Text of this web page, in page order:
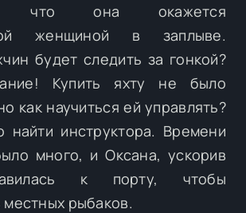
что она окажется
женщиной в заплыве.
будет следить за гонкой?
Купить яхту не было
как научиться ей управлять?
найти инструктора. Времени
много, и Оксана, ускорив
к порту, чтобы
местных рыбаков.